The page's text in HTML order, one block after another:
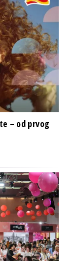
– od prvog